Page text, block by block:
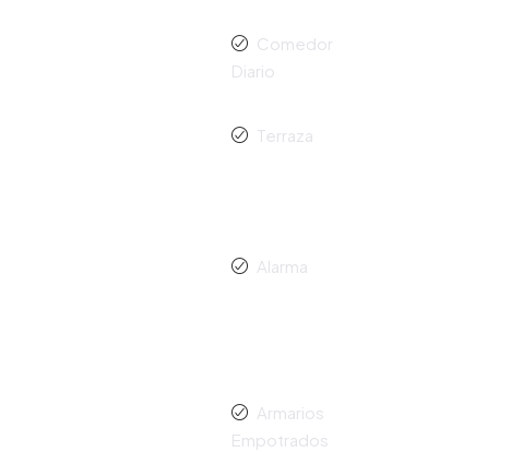
Comedor
Diario
Terraza
Alarma
Armarios
Empotrados